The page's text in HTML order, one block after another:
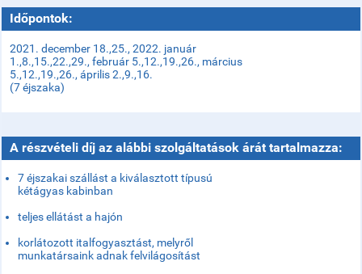
Időpontok:
2021. december 18.,25., 2022. január
1.,8.,15.,22.,29., február 5.,12.,19.,26., március
5.,12.,19.,26., április 2.,9.,16.
(7 éjszaka)
A részvételi díj az alábbi szolgáltatások árát tartalmazza:
7 éjszakai szállást a kiválasztott típusú
kétágyas kabinban
teljes ellátást a hajón
korlátozott italfogyasztást, melyről
munkatársaink adnak felvilágosítást